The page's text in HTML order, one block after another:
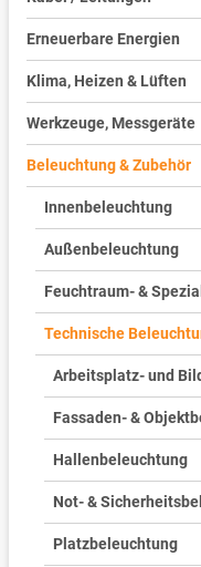
Erneuerbare Energien
Klima, Heizen & Lüften
Werkzeuge, Messgeräte
Beleuchtung & Zubehör
Innenbeleuchtung
Außenbeleuchtung
Feuchtraum- &
Technische
Arbeitsplatz- und
Fassaden- &
Hallenbeleuchtung
Not- &
Platzbeleuchtung